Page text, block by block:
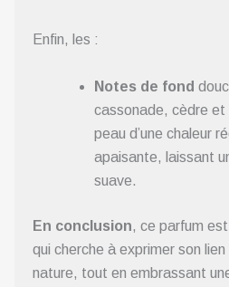
Enfin, les :
Notes de fond
cassonade, cèdre
peau d’une chaleur
apaisante, laissant
suave.
En conclusion, ce parfum
qui cherche à exprimer son
nature, tout en embrassant